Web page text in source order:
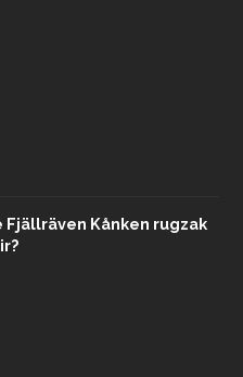
Fjällräven Kånken rugzak